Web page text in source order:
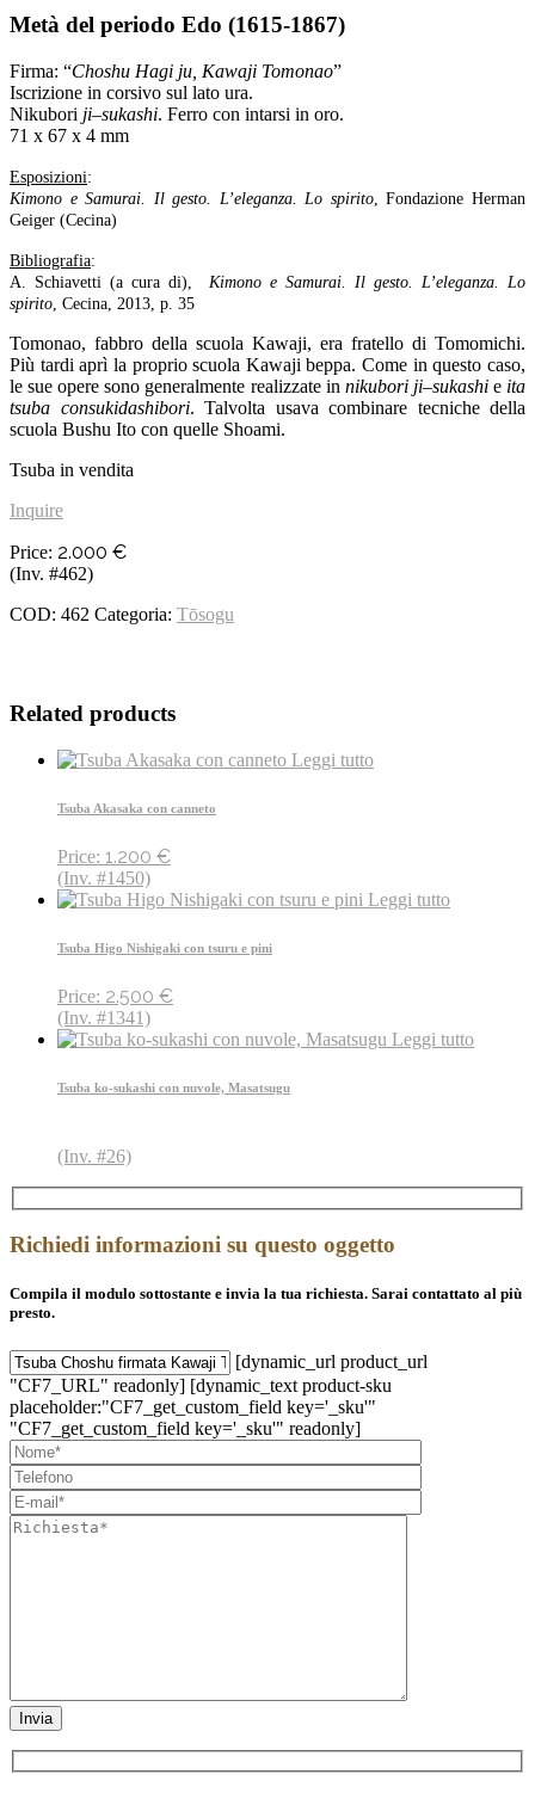
Metà del periodo Edo (1615-1867)
Firma: “Choshu Hagi ju, Kawaji Tomonao”
Iscrizione in corsivo sul lato ura.
Nikubori ji–sukashi. Ferro con intarsi in oro.
71 x 67 x 4 mm
Esposizioni:
Kimono e Samurai. Il gesto. L’eleganza. Lo spirito, Fondazione Herman
Geiger (Cecina)
Bibliografia:
A. Schiavetti (a cura di), Kimono e Samurai. Il gesto. L’eleganza. Lo
spirito , Cecina, 2013, p. 35
Tomonao, fabbro della scuola Kawaji, era fratello di Tomomichi.
Più tardi aprì la proprio scuola Kawaji beppa. Come in questo caso,
le sue opere sono generalmente realizzate in nikubori ji–sukashie ita
tsuba consukidashibori. Talvolta usava combinare tecniche della
scuola Bushu Ito con quelle Shoami.
Tsuba in vendita
Inquire
Price: 2.000 €
(Inv. #462)
COD: 462 Categoria: Tōsogu
Related products
Leggi tutto
Tsuba Akasaka con canneto
Price: 1.200 €
(Inv. #1450)
Leggi tutto
Tsuba Higo Nishigaki con tsuru e pini
Price: 2.500 €
(Inv. #1341)
Leggi tutto
Tsuba ko-sukashi con nuvole, Masatsugu
(Inv. #26)
Richiedi informazioni su questo oggetto
Compila il modulo sottostante e invia la tua richiesta. Sarai contattato al più
presto.
[dynamic_url product_url
"CF7_URL" readonly] [dynamic_text product-sku
placeholder:"CF7_get_custom_field key='_sku'"
"CF7_get_custom_field key='_sku'" readonly]